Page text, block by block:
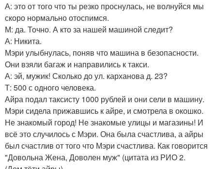
А: это от того что ты резко проснулась, не волнуйся мы
скоро нормально отоспимся.
М: да. Точно. А кто за нашей машиной следит?
А: Никита.
Мэри улыбнулась, поняв что машина в безопасности.
Они взяли багаж и направились к такси.
А: эй, мужик! Сколько до ул. карханова д. 23?
Т: 500 с одного человека.
Айра подал таксисту 1000 рублей и они сели в машину.
Мэри сидела прижавшись к айре, и смотрела в окошко.
Не знакомый город! Не знакомые улицы и магазины! И
всё это случилось с Мэри. Она была счастлива, а айры
был счастлив от того что Мэри счастлива. Как говорится
"Довольна Жена, Доволен муж" (цитата из РИО 2.